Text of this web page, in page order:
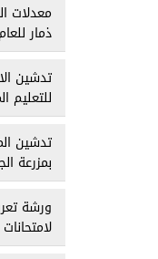
معدلات
ذمار للعام
تدشين
للتعليم
تدشين
بمزرعة
ورشة